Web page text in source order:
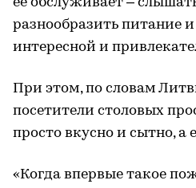
разнообразить питание и
интересной и
При этом, по словам
посетители столовых
просто вкусно и сытно, а
«Когда впервые такое